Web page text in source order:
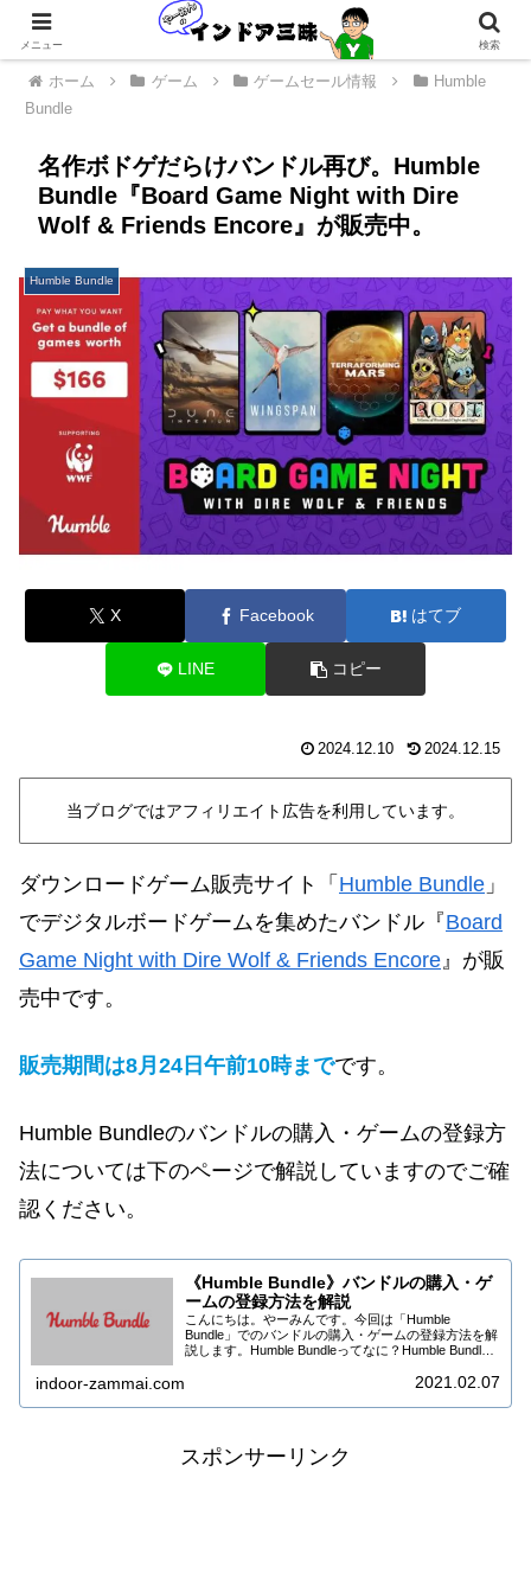
ホーム ゲーム ゲームセール情報
Humble
Bundle
名作ボドゲだらけバンドル再び。Humble
Bundle『Board Game Night with Dire
Wolf & Friends Encore』が販売中。
Humble Bundle
X Facebook はてブ
LINE コピー
2024.12.10 2024.12.15
当ブログではアフィリエイト広告を利用しています。
ダウンロードゲーム販売サイト「 Humble Bundle 」
でデジタルボードゲームを集めたバンドル『Board
Game Night with Dire Wolf & Friends Encore 』 が販
売中です。
販売期間は8月 24 日午前10時までです。
Humble Bundleのバンドルの購入・ゲームの登録方
法については下のページで解説していますのでご確
認ください。
《Humble Bundle》バンドルの購入・ゲ
ームの登録方法を解説
こんにちは。やーみんです。今回は「Humble
Bundle」でのバンドルの購入・ゲームの登録方法を解
説します。Humble Bundleってなに？Humble Bundle
indoor-zammai.com 2021.02.07
スポンサーリンク
メニュー 検索